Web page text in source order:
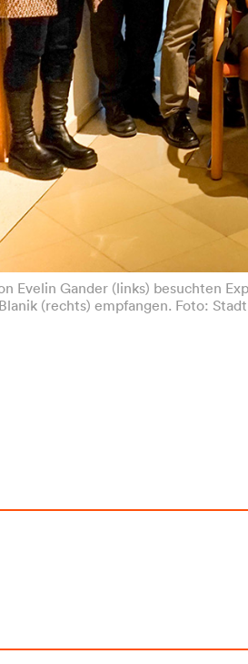
Evelin Gander (links) besuchten
(rechts) empfangen. Foto: